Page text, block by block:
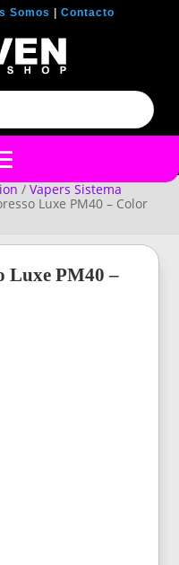
Somos Contacto
/Vapers Sistema
Luxe PM40 – Color
Luxe PM40 –